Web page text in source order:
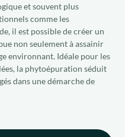
et souvent plus
comme les
il est possible de créer un
non seulement à assainir
environnant. Idéale pour les
la phytoépuration séduit
dans une démarche de